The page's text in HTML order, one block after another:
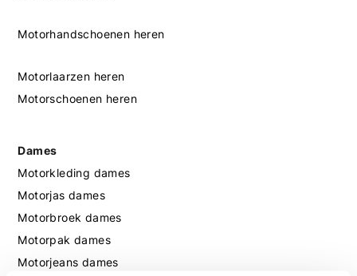
Motorhandschoenen heren
Motorlaarzen heren
Motorschoenen heren
Dames
Motorkleding dames
Motorjas dames
Motorbroek dames
Motorpak dames
Motorjeans dames